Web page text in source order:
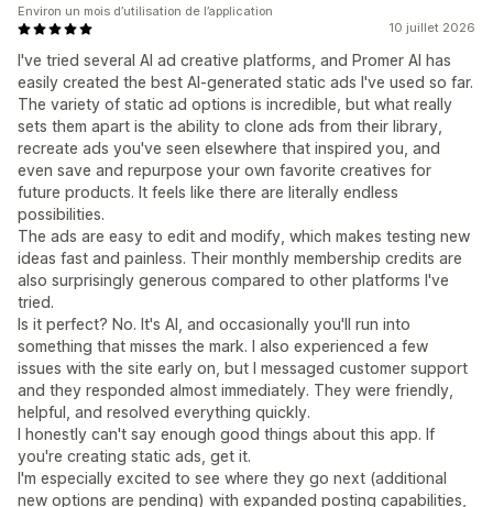
10 juillet 2026
I've tried several AI ad creative platforms, and Promer AI has
easily created the best AI-generated static ads I've used so far.
The variety of static ad options is incredible, but what really
sets them apart is the ability to clone ads from their library,
recreate ads you've seen elsewhere that inspired you, and
even save and repurpose your own favorite creatives for
future products. It feels like there are literally endless
possibilities.
The ads are easy to edit and modify, which makes testing new
ideas fast and painless. Their monthly membership credits are
also surprisingly generous compared to other platforms I've
tried.
Is it perfect? No. It's AI, and occasionally you'll run into
something that misses the mark. I also experienced a few
issues with the site early on, but I messaged customer support
and they responded almost immediately. They were friendly,
helpful, and resolved everything quickly.
I honestly can't say enough good things about this app. If
you're creating static ads, get it.
I'm especially excited to see where they go next (additional
new options are pending) with expanded posting capabilities,
Environ un mois d’utilisation de l’application